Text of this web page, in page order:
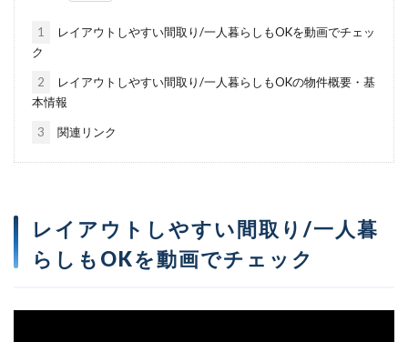
1
レイアウトしやすい間取り/一人暮らしもOKを動画でチェッ
ク
2
レイアウトしやすい間取り/一人暮らしもOKの物件概要・基
本情報
3 関連リンク
レイアウトしやすい間取り/一人暮
らしもOKを動画でチェック